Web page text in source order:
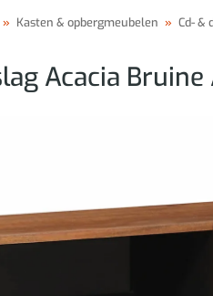
» Kasten & opbergmeubelen » Cd- &
Acacia